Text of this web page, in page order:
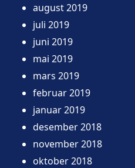
august 2019
juli 2019
juni 2019
mai 2019
mars 2019
februar 2019
januar 2019
desember 2018
november 2018
oktober 2018